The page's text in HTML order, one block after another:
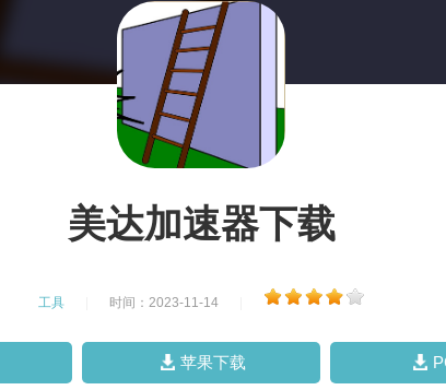
美达加速器下载
工具 时间：2023-11-14
苹果下载